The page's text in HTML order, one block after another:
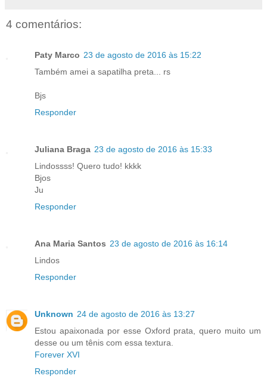
4 comentários:
Paty Marco 23 de agosto de 2016 às 15:22
Também amei a sapatilha preta... rs
Bjs
Responder
Juliana Braga 23 de agosto de 2016 às 15:33
Lindossss! Quero tudo! kkkk
Bjos
Ju
Responder
Ana Maria Santos 23 de agosto de 2016 às 16:14
Lindos
Responder
Unknown 24 de agosto de 2016 às 13:27
Estou apaixonada por esse Oxford prata, quero muito um
desse ou um tênis com essa textura.
Forever XVI
Responder